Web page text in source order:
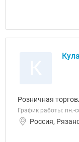
Розничная
График работы: пн.-
Россия,